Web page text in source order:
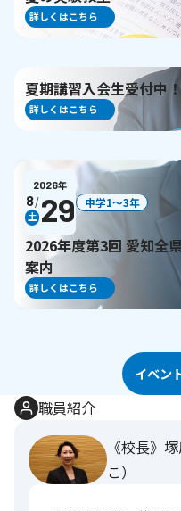
詳しくはこちら
夏期講習入会生受付中！
詳しくはこちら
2026年
8/ 29
土
中学1〜3年
2026年度第3回 愛知全
案内
詳しくはこちら
イベン
職員紹介
《校長》
こ）